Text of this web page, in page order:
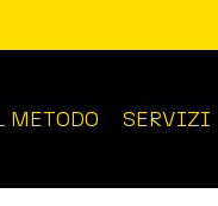
METODO SERVIZI